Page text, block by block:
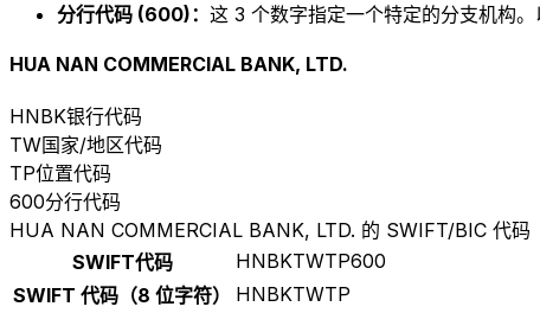
分行代码 (600)： 这 3 个数字指定一个特定的分支机构
HUA NAN COMMERCIAL BANK, LTD.
HNBK银行代码
TW国家/地区代码
TP位置代码
600分行代码
HUA NAN COMMERCIAL BANK, LTD. 的 SWIFT/BIC 代码
SWIFT代码
HNBKTWTP600
SWIFT 代码（8 位字符）
HNBKTWTP